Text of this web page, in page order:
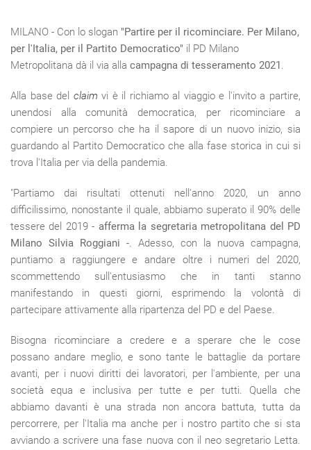
MILANO - Con lo slogan "Partire per il ricominciare. Per Milano,
per l'Italia, per il Partito Democratico" il PD Milano
Metropolitana dà il via alla campagna di tesseramento 2021.
Alla base del claim vi è il richiamo al viaggio e l'invito a partire,
unendosi alla comunità democratica, per ricominciare a
compiere un percorso che ha il sapore di un nuovo inizio, sia
guardando al Partito Democratico che alla fase storica in cui si
trova l'Italia per via della pandemia.
"Partiamo dai risultati ottenuti nell'anno 2020, un anno
difficilissimo, nonostante il quale, abbiamo superato il 90% delle
tessere del 2019 - afferma la segretaria metropolitana del PD
Milano Silvia Roggiani -. Adesso, con la nuova campagna,
puntiamo a raggiungere e andare oltre i numeri del 2020,
scommettendo sull'entusiasmo che in tanti stanno
manifestando in questi giorni, esprimendo la volontà di
partecipare attivamente alla ripartenza del PD e del Paese.
Bisogna ricominciare a credere e a sperare che le cose
possano andare meglio, e sono tante le battaglie da portare
avanti, per i nuovi diritti dei lavoratori, per l'ambiente, per una
società equa e inclusiva per tutte e per tutti. Quella che
abbiamo davanti è una strada non ancora battuta, tutta da
percorrere, per l'Italia ma anche per i nostro partito che si sta
avviando a scrivere una fase nuova con il neo segretario Letta.